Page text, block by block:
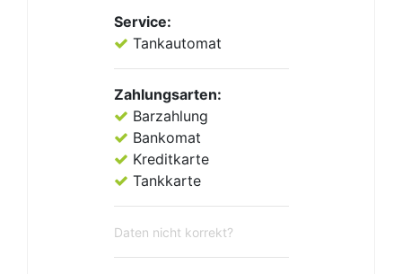
Service:
Tankautomat
Zahlungsarten:
Barzahlung
Bankomat
Kreditkarte
Tankkarte
Daten nicht korrekt?